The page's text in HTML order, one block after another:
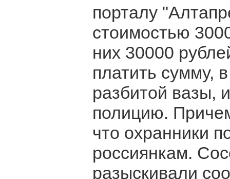
порталу
стоимостью
них 30000
платить сумму,
разбитой вазы,
полицию.
что охранники
россиянкам.
разыскивали